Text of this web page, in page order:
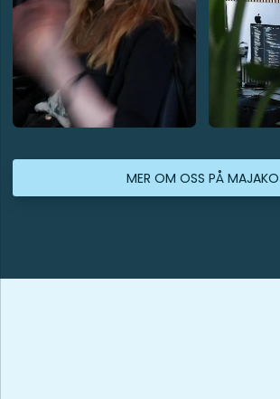
MER OM OSS PÅ MAJAKO